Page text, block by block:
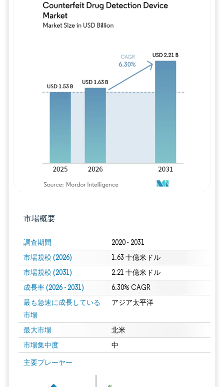
市場概要
調査期間 2020 - 2031
市場規模 (2026) 1.63 十億米ドル
市場規模 (2031) 2.21 十億米ドル
成長率 (2026 - 2031) 6.30% CAGR
最も急速に成長している
市場
アジア太平洋
最大市場 北米
市場集中度 中
主要プレーヤー
画像 © Mordor Intelligence。再利用にはCC BY 4.0の表示が必要です。